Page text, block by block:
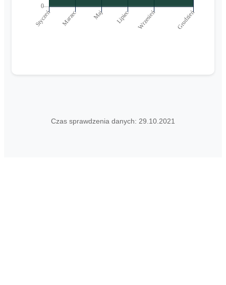
Czas sprawdzenia danych: 29.10.2021